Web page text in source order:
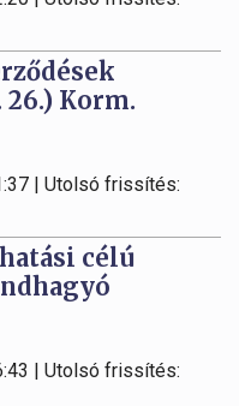
26.) Korm.
| Utolsó frissítés:
célú
| Utolsó frissítés: